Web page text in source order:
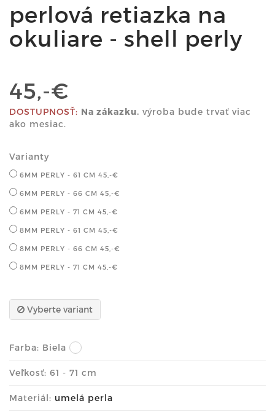
perlová retiazka na
okuliare - shell perly
45,-€
DOSTUPNOSŤ: Na zákazku. výroba bude trvať viac
ako mesiac.
Varianty
6MM PERLY - 61 CM 45,-€
6MM PERLY - 66 CM 45,-€
6MM PERLY - 71 CM 45,-€
8MM PERLY - 61 CM 45,-€
8MM PERLY - 66 CM 45,-€
8MM PERLY - 71 CM 45,-€
Vyberte variant
Farba: Biela
Veľkosť: 61 - 71 cm
Materiál: umelá perla